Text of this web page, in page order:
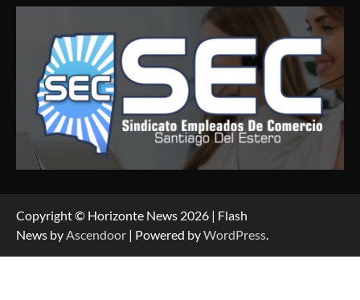
Copyright © Horizonte News 2026 | Flash
News byAscendoor | Powered byWordPress.